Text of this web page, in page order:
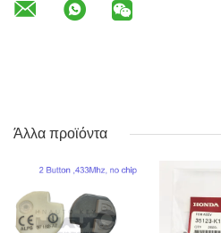
Άλλα προϊόντα